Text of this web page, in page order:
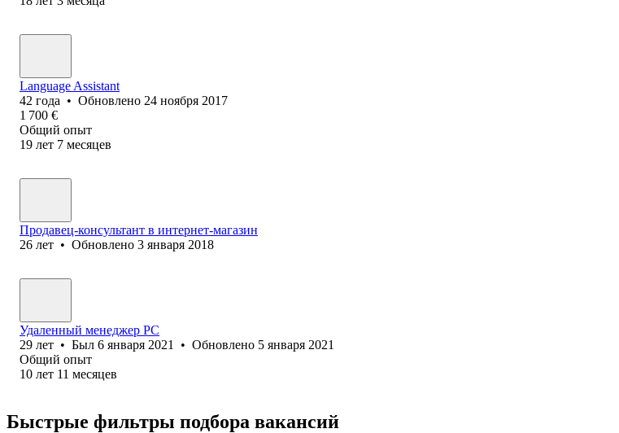
Language Assistant
42 года • Обновлено 24 ноября 2017
1 700 €
Общий опыт
19 лет 7 месяцев
Продавец-консультант в интернет-магазин
26 лет • Обновлено 3 января 2018
Удаленный менеджер PC
29 лет • Был 6 января 2021 • Обновлено 5 января 2021
Общий опыт
10 лет 11 месяцев
Быстрые фильтры подбора вакансий